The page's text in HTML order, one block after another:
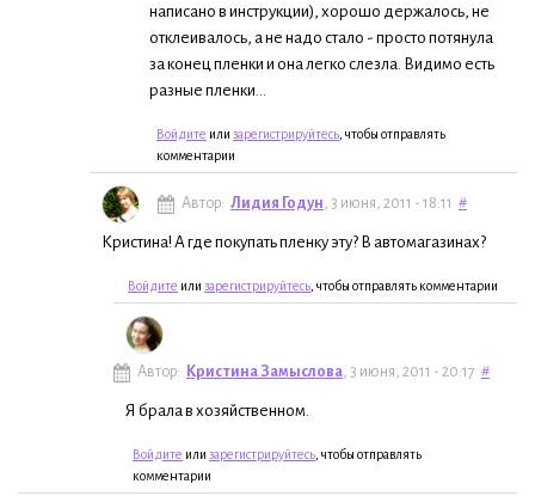
написано в инструкции), хорошо держалось, не
отклеивалось, а не надо стало - просто потянула
за конец пленки и она легко слезла. Видимо есть
разные пленки...
Войдите или зарегистрируйтесь , чтобы отправлять
комментарии
Автор: Лидия Годун, 3 июня, 2011 - 18:11 #
Кристина! А где покупать пленку эту? В автомагазинах?
Войдите или зарегистрируйтесь , чтобы отправлять комментарии
Автор: Кристина Замыслова, 3 июня, 2011 - 20:17 #
Я брала в хозяйственном.
Войдите или зарегистрируйтесь , чтобы отправлять
комментарии